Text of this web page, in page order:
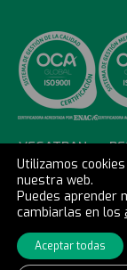
VEGATRAN
AVISO LEGAL
Utilizamos
nuestra web.
Puedes aprender
cambiarlas en los
Aceptar todas